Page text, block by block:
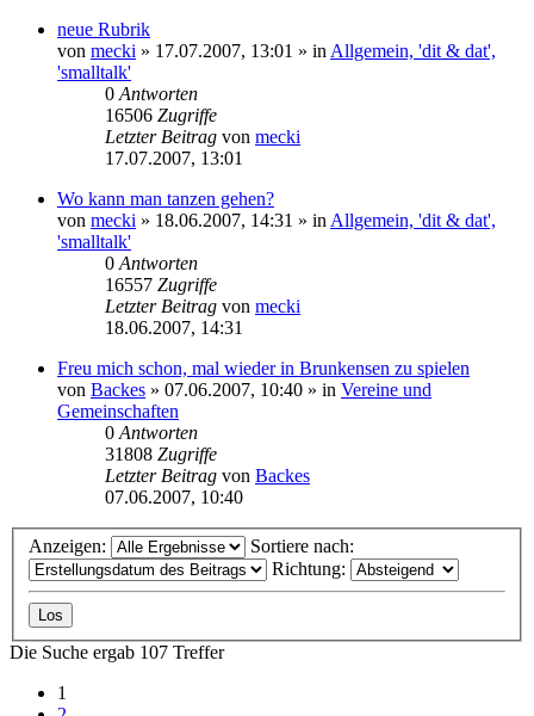
neue Rubrik
von mecki » 17.07.2007, 13:01 » in Allgemein, 'dit & dat',
'smalltalk'
0 Antworten
16506 Zugriffe
Letzter Beitrag von mecki
17.07.2007, 13:01
Wo kann man tanzen gehen?
von mecki » 18.06.2007, 14:31 » in Allgemein, 'dit & dat',
'smalltalk'
0 Antworten
16557 Zugriffe
Letzter Beitrag von mecki
18.06.2007, 14:31
Freu mich schon, mal wieder in Brunkensen zu spielen
von Backes » 07.06.2007, 10:40 » in Vereine und
Gemeinschaften
0 Antworten
31808 Zugriffe
Letzter Beitrag von Backes
07.06.2007, 10:40
Anzeigen:
Sortiere nach:
Richtung:
Die Suche ergab 107 Treffer
1